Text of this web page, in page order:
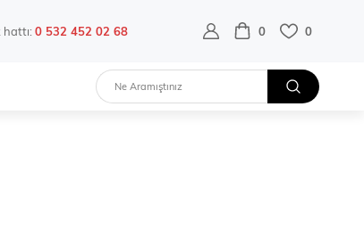
hattı:0 532 452 02 68 0 0